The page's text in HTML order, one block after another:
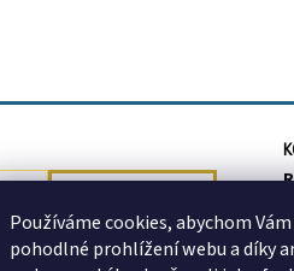
Používáme cookies, abychom
pohodlné prohlížení webu a díky